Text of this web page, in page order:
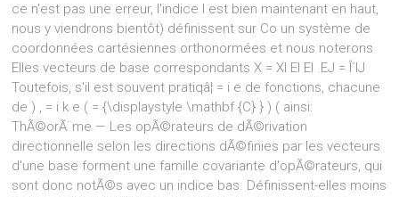
ce n'est pas une erreur, l'indice I est bien maintenant en haut,
nous y viendrons bientôt) définissent sur Co un système de
coordonnées cartésiennes orthonormées et nous noterons
EIles vecteurs de base correspondants X = XI EI EI .EJ = Î´IJ
Toutefois, s'il est souvent pratiqâ¦ = i e de fonctions, chacune
de ) , = i k e ( = {\displaystyle \mathbf {C} } ) ( ainsi:
ThÃ©orÃ¨me — Les opÃ©rateurs de dÃ©rivation
directionnelle selon les directions dÃ©finies par les vecteurs
d'une base forment une famille covariante d'opÃ©rateurs, qui
sont donc notÃ©s avec un indice bas. Définissent-elles moins